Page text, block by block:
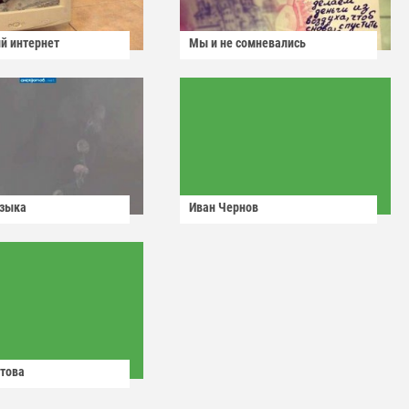
интернет Мы и не сомневались
Иван Чернов